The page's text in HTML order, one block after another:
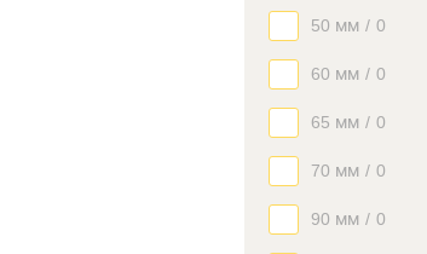
50 мм / 0
60 мм / 0
65 мм / 0
70 мм / 0
90 мм / 0